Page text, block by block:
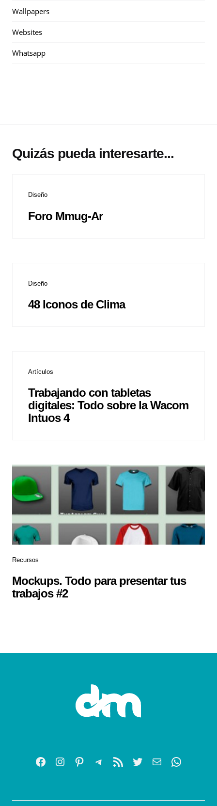
Wallpapers
Websites
Whatsapp
Quizás pueda interesarte...
Diseño
Foro Mmug-Ar
Diseño
48 Iconos de Clima
Artículos
Trabajando con tabletas
digitales: Todo sobre la Wacom
Intuos 4
Recursos
Mockups. Todo para presentar tus
trabajos #2